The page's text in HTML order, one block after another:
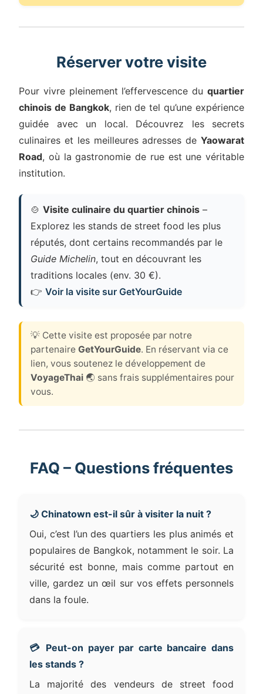
Réserver votre visite
Pour vivre pleinement l’effervescence du quartier
chinois de Bangkok, rien de tel qu’une expérience
guidée avec un local. Découvrez les secrets
culinaires et les meilleures adresses de Yaowarat
Road, où la gastronomie de rue est une véritable
institution.
🍲 Visite culinaire du quartier chinois –
Explorez les stands de street food les plus
réputés, dont certains recommandés par le
Guide Michelin, tout en découvrant les
traditions locales (env. 30 €).
👉 Voir la visite sur GetYourGuide
💡 Cette visite est proposée par notre
partenaire GetYourGuide. En réservant via ce
lien, vous soutenez le développement de
VoyageThai 🌏 sans frais supplémentaires pour
vous.
FAQ – Questions fréquentes
🌙 Chinatown est-il sûr à visiter la nuit ?
Oui, c’est l’un des quartiers les plus animés et
populaires de Bangkok, notamment le soir. La
sécurité est bonne, mais comme partout en
ville, gardez un œil sur vos effets personnels
dans la foule.
💳 Peut-on payer par carte bancaire dans
les stands ?
La majorité des vendeurs de street food